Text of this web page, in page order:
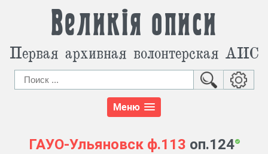
Великія описи
Первая архивная волонтерская АИС
Меню
ГАУО-Ульяновск ф.113 оп.124